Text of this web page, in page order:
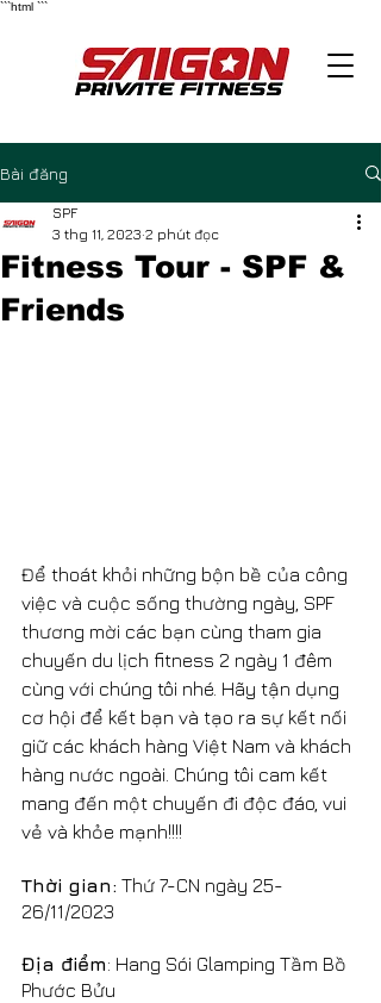
```html ```
Bài đăng
Fitness Tour - SPF &
Friends
SPF
3 thg 11, 2023 2 phút đọc
Để thoát khỏi những bộn bề của công
việc và cuộc sống thường ngày, SPF
thương mời các bạn cùng tham gia
chuyến du lịch fitness 2 ngày 1 đêm
cùng với chúng tôi nhé. Hãy tận dụng
cơ hội để kết bạn và tạo ra sự kết nối
giữ các khách hàng Việt Nam và khách
hàng nước ngoài. Chúng tôi cam kết
mang đến một chuyến đi độc đáo, vui
vẻ và khỏe mạnh!!!!
Thời gian: Thứ 7-CN ngày 25-
26/11/2023
Địa điểm: Hang Sói Glamping Tầm Bồ
Phước Bửu